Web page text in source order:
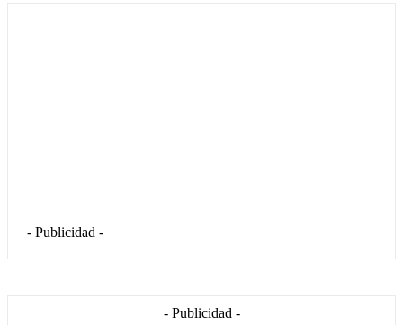
- Publicidad -
- Publicidad -